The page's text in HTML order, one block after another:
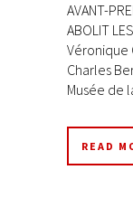
AVANT-
ABOLIT
Véronique
Charles
Musée de
READ